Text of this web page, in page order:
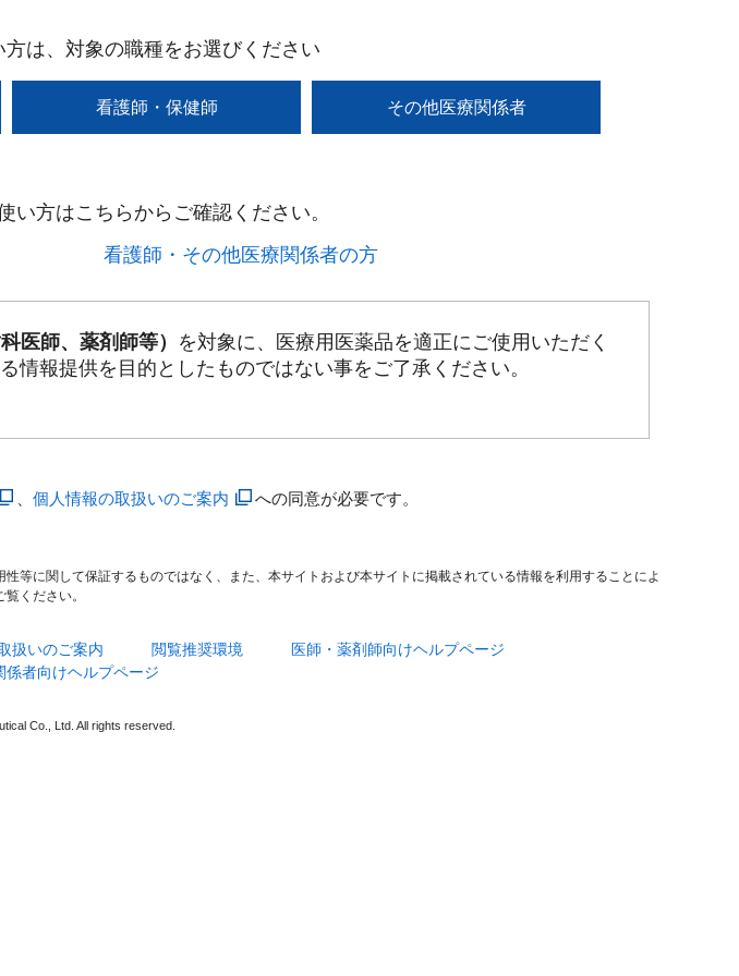
は、対象の職種をお選びください
看護師・保健師 その他医療関係者
方はこちらからご確認ください。​
看護師・その他医療関係者の方​
医師、薬剤師等） を対象に、医療用医薬品を適正にご使用いただく
報提供を目的としたものではない事をご了承ください。
、個人情報の取扱いのご案内 への同意が必要です。
等に関して保証するものではなく、また、本サイトおよび本サイトに掲載されている情報を利用することによ
ください。
扱いのご案内 閲覧推奨環境
医師・薬剤師向けヘルプページ
者向けヘルプページ
Co., Ltd. All rights reserved.